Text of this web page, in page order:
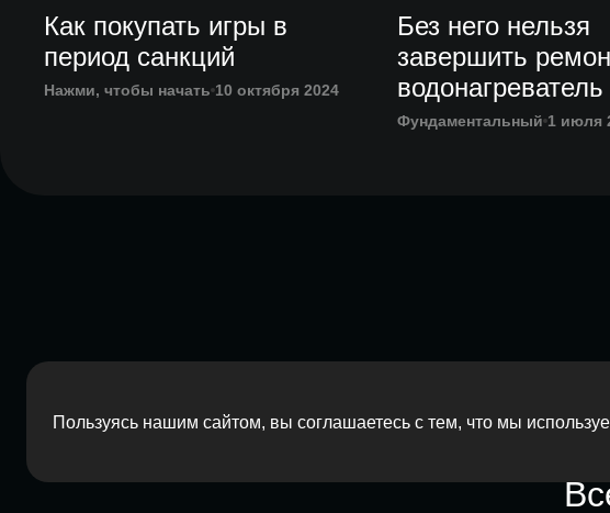
Как покупать игры в
период санкций
Нажми, чтобы начать 10 октября 2024
Без него нельзя
завершить
водонагреватель
Фундаментальный 1 июля
Пользуясь нашим сайтом, вы соглашаетесь с тем, что мы